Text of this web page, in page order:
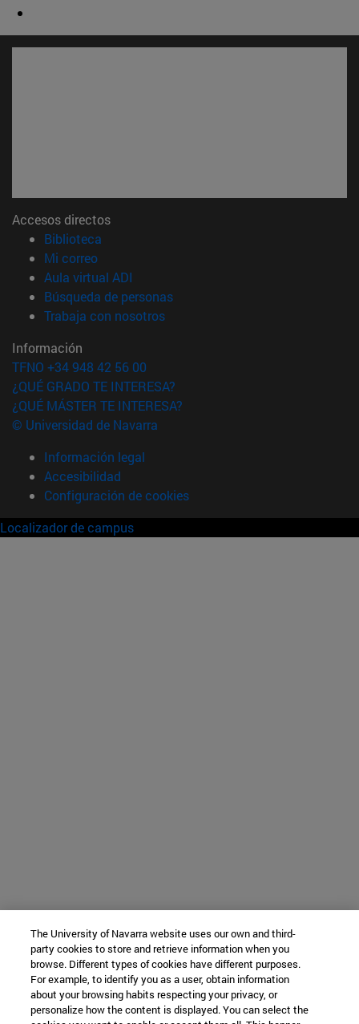
Accesos directos
Biblioteca
Mi correo(abre en nueva ventana)
Aula virtual ADI
Búsqueda de personas(abre en nueva ventana)
Trabaja con nosotros(abre en nueva ventana)
Información
TFNO +34 948 42 56 00
¿QUÉ GRADO TE INTERESA?
¿QUÉ MÁSTER TE INTERESA?
© Universidad de Navarra
Información legal
Accesibilidad
Configuración de cookies
Localizador de campus
The University of Navarra website uses our own and third-
party cookies to store and retrieve information when you
browse. Different types of cookies have different purposes.
For example, to identify you as a user, obtain information
about your browsing habits respecting your privacy, or
personalize how the content is displayed. You can select the